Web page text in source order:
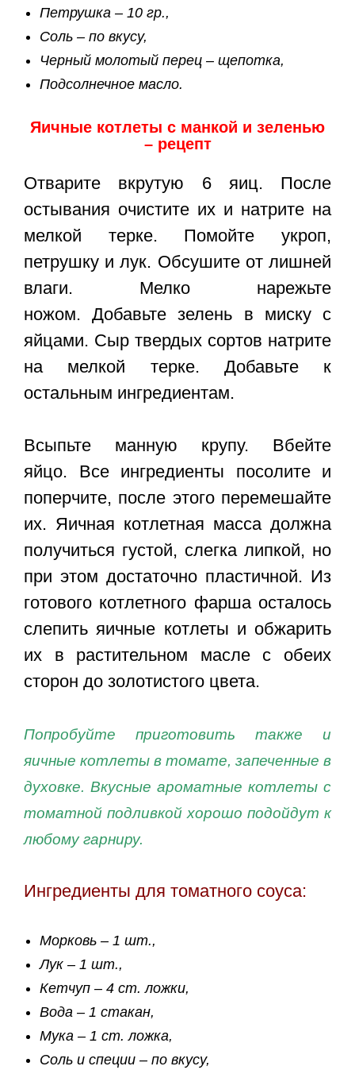
Петрушка – 10 гр.,
Соль – по вкусу,
Черный молотый перец – щепотка,
Подсолнечное масло.
Яичные котлеты с манкой и зеленью
– рецепт
Отварите вкрутую 6 яиц. После
остывания очистите их и натрите на
мелкой терке. Помойте укроп,
петрушку и лук. Обсушите от лишней
влаги. Мелко нарежьте
ножом. Добавьте зелень в миску с
яйцами. Сыр твердых сортов натрите
на мелкой терке. Добавьте к
остальным ингредиентам.
Всыпьте манную крупу. Вбейте
яйцо. Все ингредиенты посолите и
поперчите, после этого перемешайте
их. Яичная котлетная масса должна
получиться густой, слегка липкой, но
при этом достаточно пластичной. Из
готового котлетного фарша осталось
слепить яичные котлеты и обжарить
их в растительном масле с обеих
сторон до золотистого цвета.
Попробуйте приготовить также и
яичные котлеты в томате, запеченные в
духовке. Вкусные ароматные котлеты с
томатной подливкой хорошо подойдут к
любому гарниру.
Ингредиенты для томатного соуса:
Морковь – 1 шт.,
Лук – 1 шт.,
Кетчуп – 4 ст. ложки,
Вода – 1 стакан,
Мука – 1 ст. ложка,
Соль и специи – по вкусу,